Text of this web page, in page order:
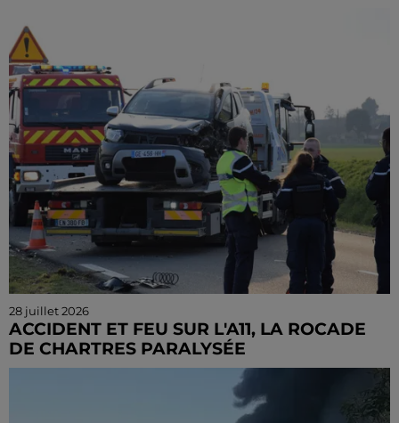
Dans le cadre de la tournée Eure-et-Loir en fête, le
site de la baignade d'Arrou se transforme en...
28 juillet 2026
ACCIDENT ET FEU SUR L'A11, LA ROCADE
DE CHARTRES PARALYSÉE
Les secours sont déployés après un accident entre
deux voitures sur la RD 910 à Barjouville, ce mardi
après-midi. 7 véhicules et 18 pompiers sont engagés.